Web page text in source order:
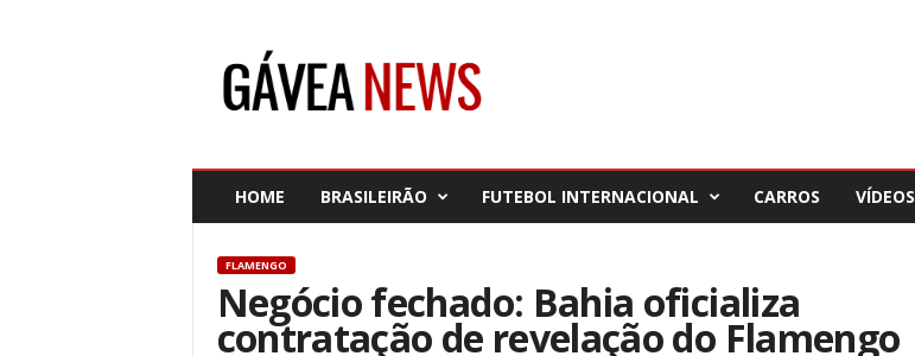
HOME BRASILEIRÃO FUTEBOL INTERNACIONAL CARROS VÍDEOS
FLAMENGO
Negócio fechado: Bahia oficializa
contratação de revelação do Flamengo